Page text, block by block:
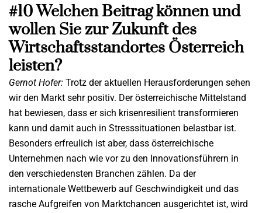
#10 Welchen Beitrag können und
wollen Sie zur Zukunft des
Wirtschaftsstandortes Österreich
leisten?
Gernot Hofer: Trotz der aktuellen Herausforderungen sehen
wir den Markt sehr positiv. Der österreichische Mittelstand
hat bewiesen, dass er sich krisenresilient transformieren
kann und damit auch in Stresssituationen belastbar ist.
Besonders erfreulich ist aber, dass österreichische
Unternehmen nach wie vor zu den Innovationsführern in
den verschiedensten Branchen zählen. Da der
internationale Wettbewerb auf Geschwindigkeit und das
rasche Aufgreifen von Marktchancen ausgerichtet ist, wird